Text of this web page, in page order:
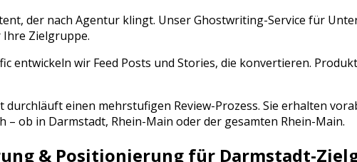
der nach Agentur klingt. Unser Ghostwriting-Service für
Zielgruppe.
entwickeln wir Feed Posts und Stories, die konvertieren.
durchläuft einen mehrstufigen Review-Prozess. Sie erhalten
– ob in Darmstadt, Rhein-Main oder der gesamten Rhein-Main.
& Positionierung für Darmstadt-